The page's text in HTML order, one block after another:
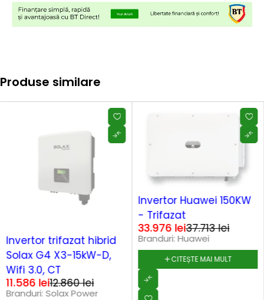
Produse similare
Invertor trifazat hibrid
Solax G4 X3-15kW-D,
Wifi 3.0, CT
12.860lei
11.586 lei
Branduri:Solax Power
Invertor Huawei 150KW
- Trifazat
37.713lei
33.976 lei
Branduri:Huawei
CITEȘTE MAI MULT